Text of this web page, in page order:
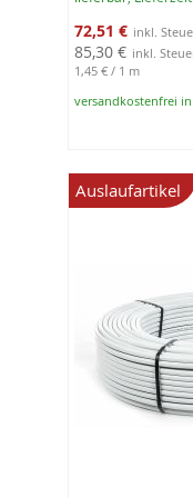
Sonderangebot
72,51 €
85,30 €
1,45 € / 1 m
versandkostenfrei in
Auslaufartikel